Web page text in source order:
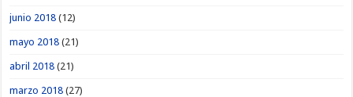
junio 2018 (12)
mayo 2018 (21)
abril 2018 (21)
marzo 2018 (27)